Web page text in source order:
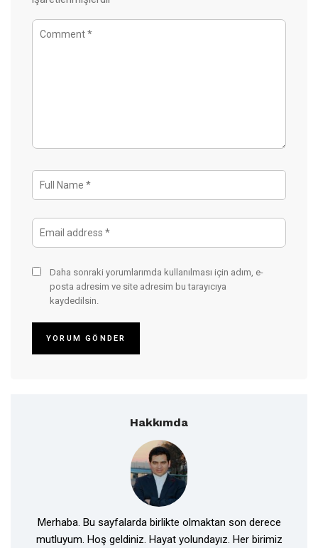
Daha sonraki yorumlarımda kullanılması için adım, e-
posta adresim ve site adresim bu tarayıcıya
kaydedilsin.
Hakkımda
Merhaba. Bu sayfalarda birlikte olmaktan son derece
mutluyum. Hoş geldiniz. Hayat yolundayız. Her birimiz